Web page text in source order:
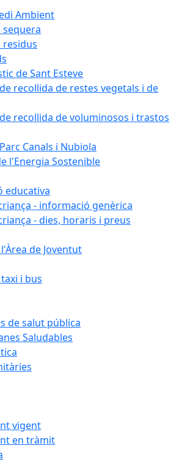
Ambient
sequera
residus
de Sant Esteve
recollida de restes vegetals i de
recollida de voluminosos i trastos
Canals i Nubiola
l'Energia Sostenible
educativa
- informació genèrica
- dies, horaris i preus
de Joventut
i bus
de salut pública
Saludables
vigent
en tràmit